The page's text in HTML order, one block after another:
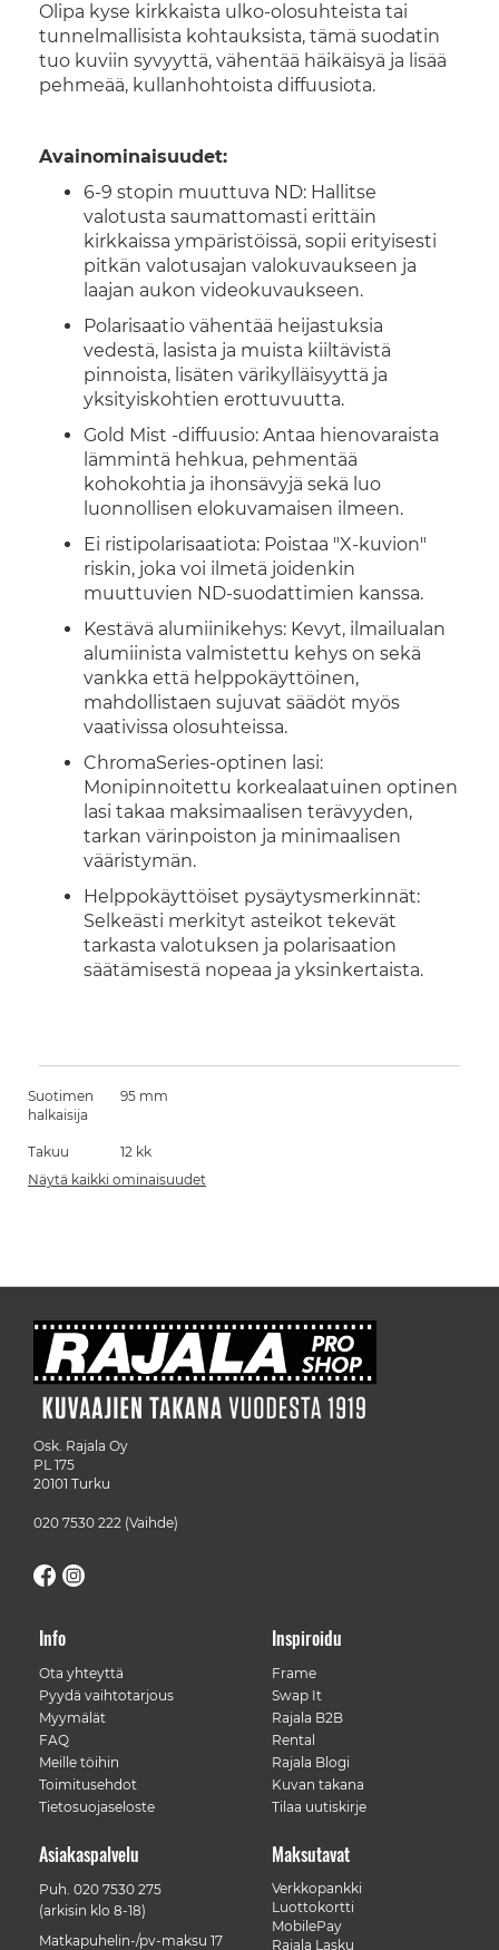
Olipa kyse kirkkaista ulko-olosuhteista tai
tunnelmallisista kohtauksista, tämä suodatin
tuo kuviin syvyyttä, vähentää häikäisyä ja lisää
pehmeää, kullanhohtoista diffuusiota.
Avainominaisuudet:
6-9 stopin muuttuva ND: Hallitse
valotusta saumattomasti erittäin
kirkkaissa ympäristöissä, sopii erityisesti
pitkän valotusajan valokuvaukseen ja
laajan aukon videokuvaukseen.
Polarisaatio vähentää heijastuksia
vedestä, lasista ja muista kiiltävistä
pinnoista, lisäten värikylläisyyttä ja
yksityiskohtien erottuvuutta.
Gold Mist -diffuusio: Antaa hienovaraista
lämmintä hehkua, pehmentää
kohokohtia ja ihonsävyjä sekä luo
luonnollisen elokuvamaisen ilmeen.
Ei ristipolarisaatiota: Poistaa "X-kuvion"
riskin, joka voi ilmetä joidenkin
muuttuvien ND-suodattimien kanssa.
Kestävä alumiinikehys: Kevyt, ilmailualan
alumiinista valmistettu kehys on sekä
vankka että helppokäyttöinen,
mahdollistaen sujuvat säädöt myös
vaativissa olosuhteissa.
ChromaSeries-optinen lasi:
Monipinnoitettu korkealaatuinen optinen
lasi takaa maksimaalisen terävyyden,
tarkan värinpoiston ja minimaalisen
vääristymän.
Helppokäyttöiset pysäytysmerkinnät:
Selkeästi merkityt asteikot tekevät
tarkasta valotuksen ja polarisaation
säätämisestä nopeaa ja yksinkertaista.
Suotimen
halkaisija
95 mm
Takuu
12 kk
Näytä kaikki ominaisuudet
Osk. Rajala Oy
PL 175
20101 Turku
020 7530 222 (Vaihde)
Info
Ota yhteyttä
Pyydä vaihtotarjous
Myymälät
FAQ
Meille töihin
Toimitusehdot
Tietosuojaseloste
Inspiroidu
Frame
Swap It
Rajala B2B
Rental
Rajala Blogi
Kuvan takana
Tilaa uutiskirje
Maksutavat
Verkkopankki
Luottokortti
MobilePay
Rajala Lasku
Asiakaspalvelu
Puh. 020 7530 275
(arkisin klo 8-18)
Matkapuhelin-/pv-maksu 17